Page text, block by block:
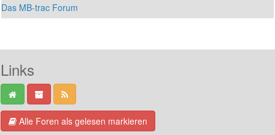
Das MB-trac Forum
Links
Alle Foren als gelesen markieren